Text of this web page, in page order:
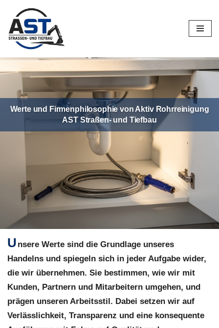
Zum
Inhalt
springen
Werte und Firmenphilosophie von Aktiv Rohrreinigung
AST Straßen- und Tiefbau
U nsere Werte sind die Grundlage unseres
Handelns und spiegeln sich in jeder Aufgabe wider,
die wir übernehmen. Sie bestimmen, wie wir mit
Kunden, Partnern und Mitarbeitern umgehen, und
prägen unseren Arbeitsstil. Dabei setzen wir auf
Verlässlichkeit, Transparenz und eine konsequente